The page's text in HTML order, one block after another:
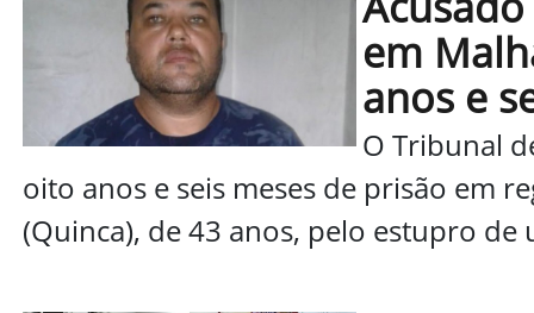
em
anos e
O Tribunal
oito anos e seis meses de prisão em
(Quinca), de 43 anos, pelo estupro de